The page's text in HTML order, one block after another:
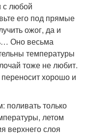
с любой
его под прямые
ожог, да и
Оно весьма
температуры
тоже не любит.
хорошо и
только
летом
верхнего слоя